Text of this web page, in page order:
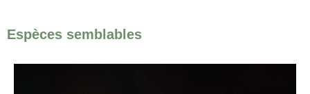
Espèces semblables